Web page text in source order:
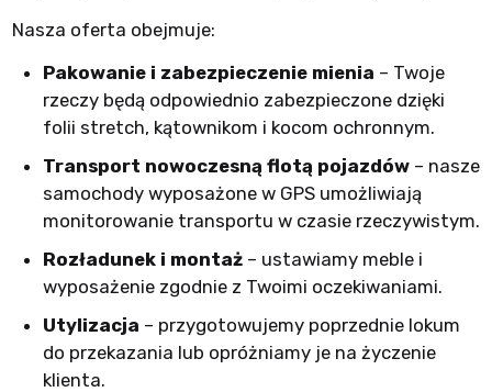
Nasza oferta obejmuje:
Pakowanie i zabezpieczenie mienia – Twoje
rzeczy będą odpowiednio zabezpieczone dzięki
folii stretch, kątownikom i kocom ochronnym.
Transport nowoczesną flotą pojazdów– nasze
samochody wyposażone w GPS umożliwiają
monitorowanie transportu w czasie rzeczywistym.
Rozładunek i montaż– ustawiamy meble i
wyposażenie zgodnie z Twoimi oczekiwaniami.
Utylizacja – przygotowujemy poprzednie lokum
do przekazania lub opróżniamy je na życzenie
klienta.